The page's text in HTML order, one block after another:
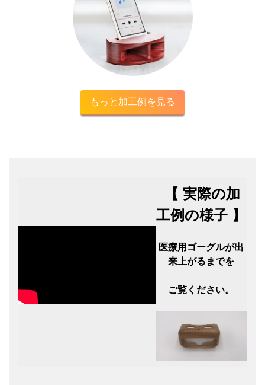
もっと加工例を見る
【 実際の加
工例の様子 】
医療用ゴーグルが出
来上がるまでを
ご覧ください。